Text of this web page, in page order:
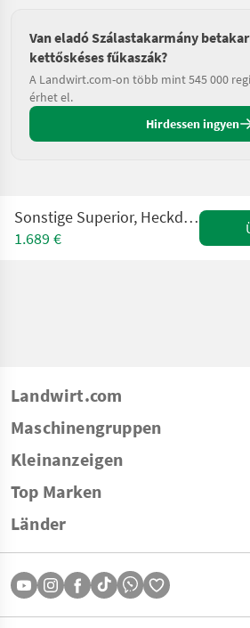
Van eladó Szálastakarmány
kettőskéses fűkaszák?
A Landwirt.com-on több mint 545 000
érhet el.
Hirdessen ingyen
Sonstige Superior, Heckdoppelmesserbalken Micro 394 DA
1.689 €
Landwirt.com
Maschinengruppen
Kleinanzeigen
Top Marken
Länder